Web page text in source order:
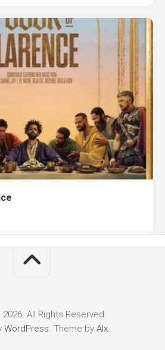
All Rights Reserved.
WordPress. Theme by Alx.